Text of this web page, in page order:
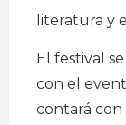
literatura y
El festival
con el
contará